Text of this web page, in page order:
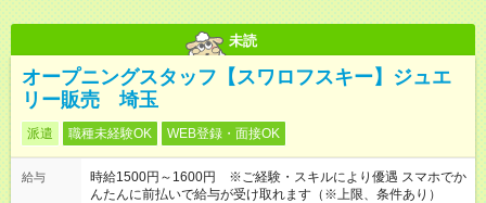
未読
オープニングスタッフ【スワロフスキー】ジュエ
リー販売 埼玉
派遣 職種未経験OK WEB登録・面接OK
給与
時給1500円～1600円 ※ご経験・スキルにより優遇 スマホでか
んたんに前払いで給与が受け取れます（※上限、条件あり）